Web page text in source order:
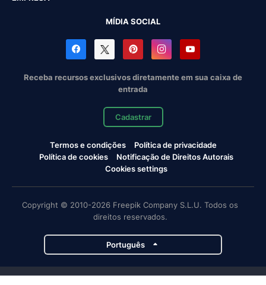
MÍDIA SOCIAL
Receba recursos exclusivos diretamente em sua caixa de
entrada
Cadastrar
Termos e condições
Política de privacidade
Política de cookies
Notificação de Direitos Autorais
Cookies settings
Copyright © 2010-2026 Freepik Company S.L.U. Todos os
direitos reservados.
Português